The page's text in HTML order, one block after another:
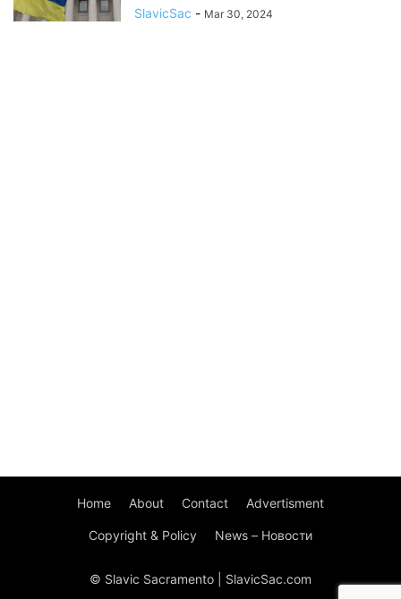
SlavicSac - Mar 30, 2024
Home About Contact Advertisment
Copyright & Policy News – Новости
© Slavic Sacramento | SlavicSac.com